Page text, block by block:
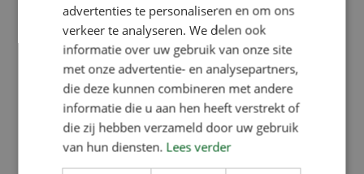
4 + 7 = ... (Required)
The submit button will appear once the form
has been completed correctly
CAPTCHA
advertenties te personaliseren en om ons
verkeer te analyseren. We delen ook
informatie over uw gebruik van onze site
met onze advertentie- en analysepartners,
die deze kunnen combineren met andere
informatie die u aan hen heeft verstrekt of
die zij hebben verzameld door uw gebruik
van hun diensten. Lees verder